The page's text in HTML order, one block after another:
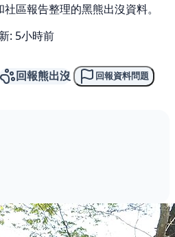
區報告整理的黑熊出沒資料。
: 5小時前
回報熊出沒 回報資料問題